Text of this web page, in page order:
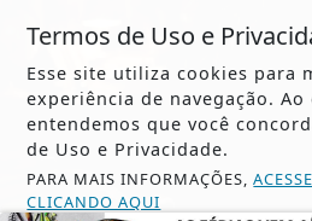
Termos de Uso e
Esse site utiliza cookies para
experiência de navegação.
entendemos que você
de Uso e Privacidade.
PARA MAIS INFORMAÇÕES,
CLICANDO AQUI